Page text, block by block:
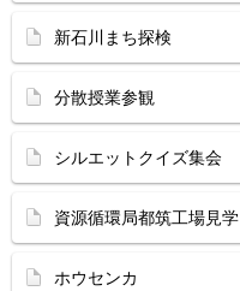
新石川まち探検
分散授業参観
シルエットクイズ集会
資源循環局都筑工場見学
ホウセンカ